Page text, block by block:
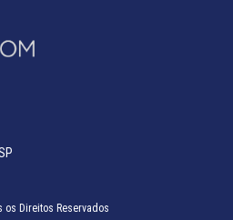
os Direitos Reservados